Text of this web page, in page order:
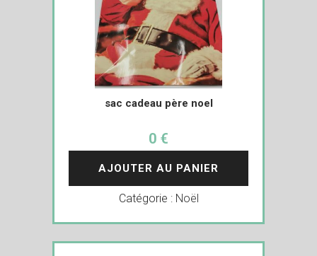
sac cadeau père noel
0 €
AJOUTER AU PANIER
Catégorie : Noël